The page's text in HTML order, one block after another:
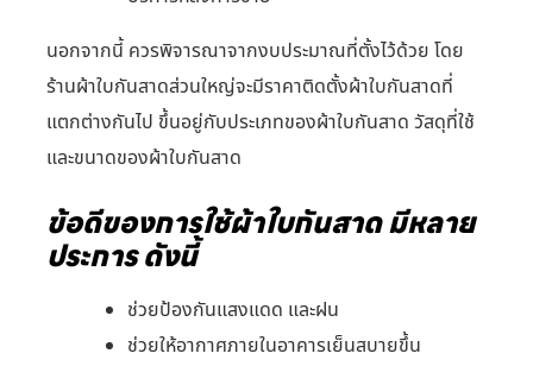
นอกจากนี้ ควรพิจารณาจากงบประมาณที่ตั้งไว้ด้วย โดย
ร้านผ้าใบกันสาดส่วนใหญ่จะมีราคาติดตั้งผ้าใบกันสาดที่
แตกต่างกันไป ขึ้นอยู่กับประเภทของผ้าใบกันสาด วัสดุที่ใช้
และขนาดของผ้าใบกันสาด
ข้อดีของการใช้ผ้าใบกันสาด มีหลาย
ประการ ดังนี้
ช่วยป้องกันแสงแดด และฝน
ช่วยให้อากาศภายในอาคารเย็นสบายขึ้น